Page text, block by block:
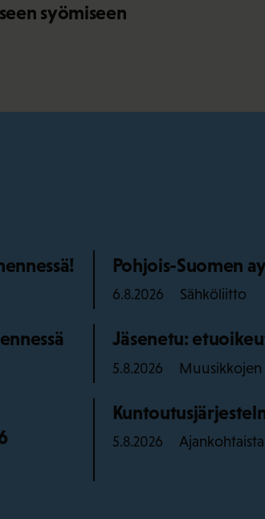
syömiseen
Pohjois-Suomen
6.8.2026 Sähköliitto
Jäsenetu:
5.8.2026
5.8.2026 Ajankohtaista